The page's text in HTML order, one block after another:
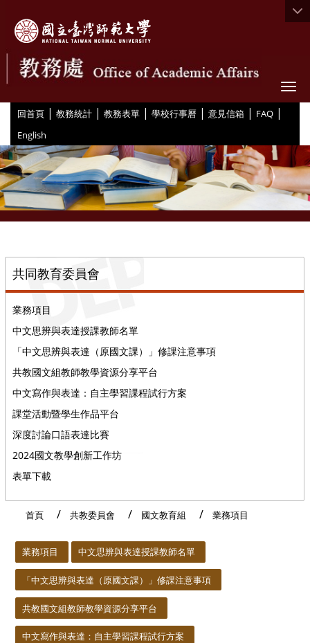
回首頁 | 教務統計 | 教務表單 | 學校行事曆 | 意見信箱 | FAQ |
English
共同教育委員會
業務項目
中文思辨與表達授課教師名單
「中文思辨與表達（原國文課）」修課注意事項
共教國文組教師教學資源分享平台
中文寫作與表達：自主學習課程試行方案
課堂活動暨學生作品平台
深度討論口語表達比賽
2024國文教學創新工作坊
表單下載
首頁 共教委員會 國文教育組 業務項目
業務項目 中文思辨與表達授課教師名單
「中文思辨與表達（原國文課）」修課注意事項
共教國文組教師教學資源分享平台
中文寫作與表達：自主學習課程試行方案